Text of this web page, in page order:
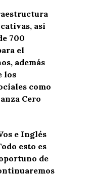
así
700
el
además
los
como
Cero
e Inglés
esto es
de